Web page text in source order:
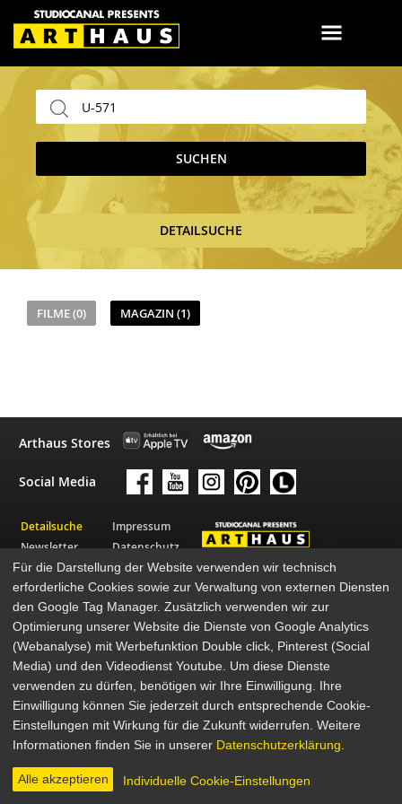
SUCHEN
DETAILSUCHE
FILME (0) MAGAZIN (1)
Arthaus Stores
Social Media
Detailsuche
Newsletter
Über Arthaus
Presse
Impressum
Datenschutz
AGB
© 2026 STUDIOCANAL GmbH
Für die Darstellung der Website verwenden wir technisch
erforderliche Cookies sowie zur Verwaltung von externen Diensten
den Google Tag Manager. Zusätzlich verwenden wir zur
Optimierung unserer Website die Dienste von Google Analytics
(Webanalyse) mit Werbefunktion Double click, Pinterest (Social
Media) und den Videodienst Youtube. Um diese Dienste
verwenden zu dürfen, benötigen wir Ihre Einwilligung. Ihre
Einwilligung können Sie jederzeit durch entsprechende Cookie-
Einstellungen mit Wirkung für die Zukunft widerrufen. Weitere
Informationen finden Sie in unserer Datenschutzerklärung
Alle akzeptieren Individuelle Cookie-Einstellungen